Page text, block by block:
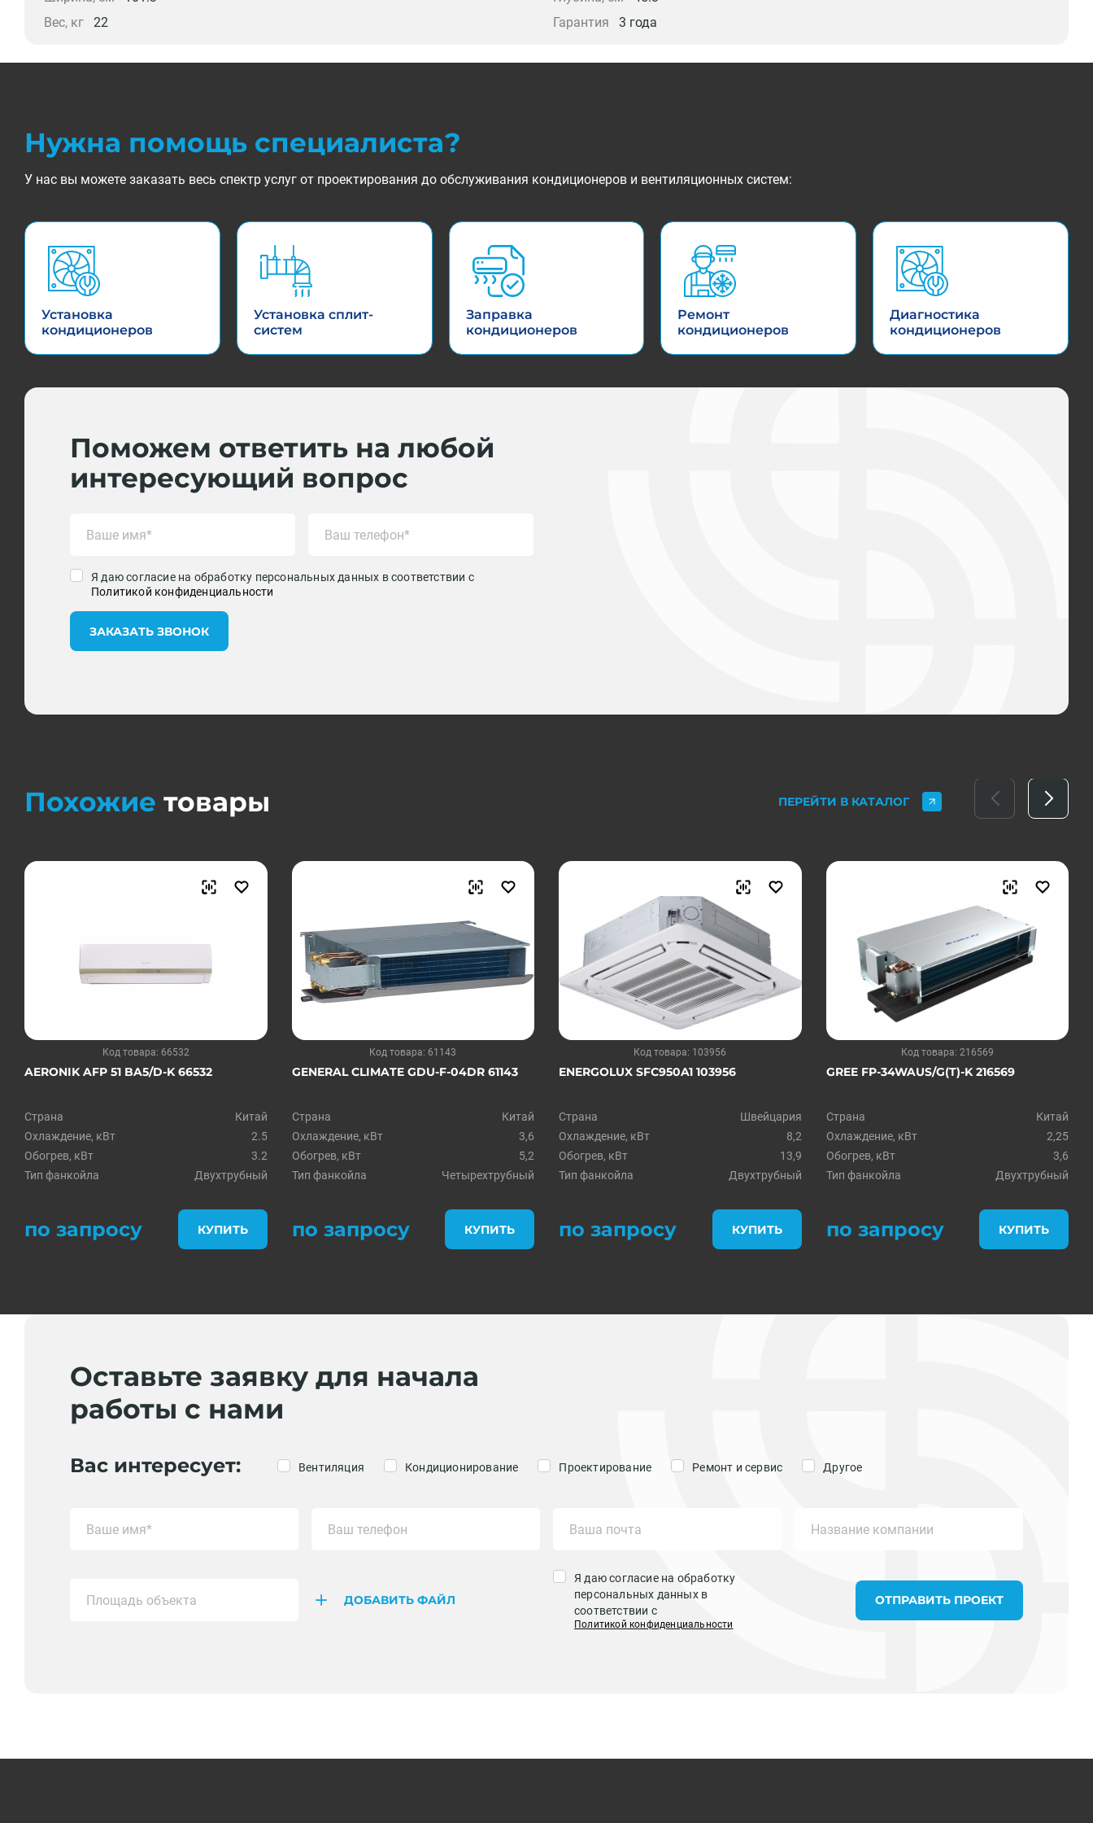
Вес, кг
22 Гарантия 3 года
Нужна помощь специалиста?
У нас вы можете заказать весь спектр услуг от проектирования до обслуживания кондиционеров и вентиляционных систем:
Установка
кондиционеров
Установка сплит-
систем
Заправка
кондиционеров
Ремонт
кондиционеров
Диагностика
кондиционеров
Поможем ответить на любой
интересующий вопрос
Я даю согласие на обработку персональных данных в соответствии с
Политикой конфиденциальности
ЗАКАЗАТЬ ЗВОНОК
Похожие товары ПЕРЕЙТИ В КАТАЛОГ
Код товара: 66532
AERONIK AFP 51 BA5/D-K 66532
Страна
Китай
Охлаждение, кВт
2.5
Обогрев, кВт
3.2
Тип фанкойла
Двухтрубный
по запросу КУПИТЬ
Код товара: 61143
GENERAL CLIMATE GDU-F-04DR 61143
Страна
Китай
Охлаждение, кВт
3,6
Обогрев, кВт
5,2
Тип фанкойла
Четырехтрубный
по запросу КУПИТЬ
Код товара: 103956
ENERGOLUX SFC950A1 103956
Страна
Швейцария
Охлаждение, кВт
8,2
Обогрев, кВт
13,9
Тип фанкойла
Двухтрубный
по запросу КУПИТЬ
Код товара: 216569
GREE FP-34WAUS/G(T)-K 216569
Страна
Китай
Охлаждение, кВт
2,25
Обогрев, кВт
3,6
Тип фанкойла
Двухтрубный
по запросу КУПИТЬ
Оставьте заявку для начала
работы с нами
Вас интересует: Вентиляция Кондиционирование Проектирование Ремонт и сервис Другое
ДОБАВИТЬ ФАЙЛ
Я даю согласие на обработку
персональных данных в
соответствии с
Политикой конфиденциальности
ОТПРАВИТЬ ПРОЕКТ